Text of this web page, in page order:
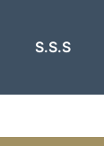
S.S.S